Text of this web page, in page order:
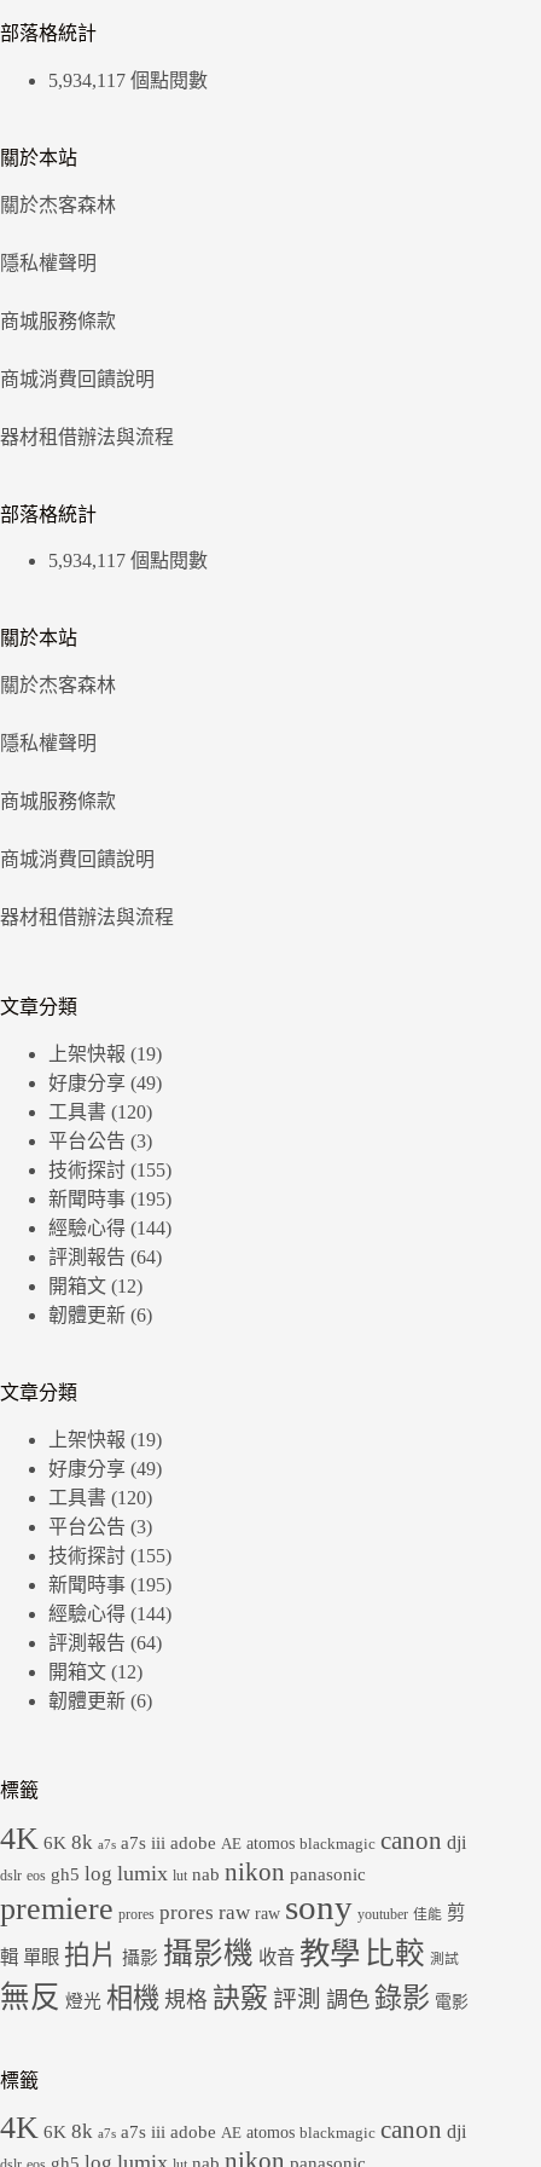
部落格統計
5,934,117 個點閱數
關於本站
關於杰客森林
隱私權聲明
商城服務條款
商城消費回饋說明
器材租借辦法與流程
部落格統計
5,934,117 個點閱數
關於本站
關於杰客森林
隱私權聲明
商城服務條款
商城消費回饋說明
器材租借辦法與流程
文章分類
上架快報 (19)
好康分享 (49)
工具書 (120)
平台公告 (3)
技術探討 (155)
新聞時事 (195)
經驗心得 (144)
評測報告 (64)
開箱文 (12)
韌體更新 (6)
文章分類
上架快報 (19)
好康分享 (49)
工具書 (120)
平台公告 (3)
技術探討 (155)
新聞時事 (195)
經驗心得 (144)
評測報告 (64)
開箱文 (12)
韌體更新 (6)
標籤
4K 6K 8k a7s a7s iii adobe AE atomos blackmagic canon dji
dslr eos gh5 log lumix lut nab nikon panasonic
premiere prores prores raw raw sony youtuber 佳能 剪
輯 單眼 拍片 攝影 攝影機 收音 教學 比較 測試
無反 燈光 相機 規格 訣竅 評測 調色 錄影 電影
標籤
4K 6K 8k a7s a7s iii adobe AE atomos blackmagic canon dji